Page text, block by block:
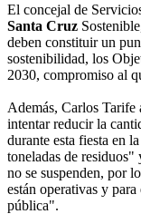
El concejal de
Santa Cruz
deben constituir un
sostenibilidad, los
2030, compromiso al
Además, Carlos Tarife
intentar reducir la
durante esta fiesta en
toneladas de residuos"
no se suspenden, por
están operativas y
pública".